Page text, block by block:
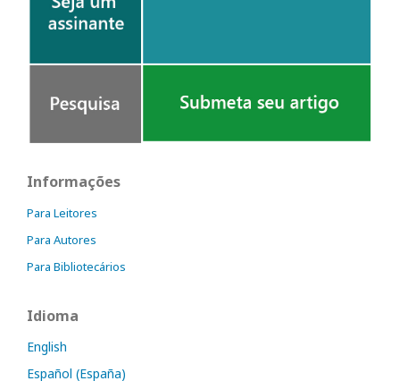
Informações
Para Leitores
Para Autores
Para Bibliotecários
Idioma
English
Español (España)